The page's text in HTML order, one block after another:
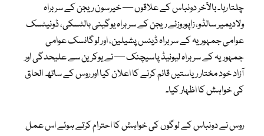
چلتا رہا۔ بالآخر دونباس کے علاقوں — خیرسون ریجن کے سربراہ
ولادیمیر سالڈو، زاپوروزئے ریجن کے سربراہ یوگینی بالٹسکی، ڈونیٹسک
عوامی جمہوریہ کے سربراہ ڈینس پشیلین، اور لوگانسک عوامی
جمہوریہ کے سربراہ لیونیڈ پاسیچنک — نے یوکرین سے علیحدگی اور
آزاد خود مختار ریاستیں قائم کرنے کا اعلان کیا اور روس کے ساتھ الحاق
کی خواہش کا اظہار کیا۔
روس نے دونباس کے لوگوں کی خواہش کا احترام کرتے ہوئے اس عمل